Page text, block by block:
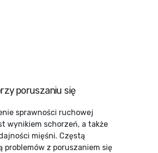
poruszaniu się
sprawności ruchowej
wynikiem schorzeń, a także
mięśni. Częstą
problemów z poruszaniem się